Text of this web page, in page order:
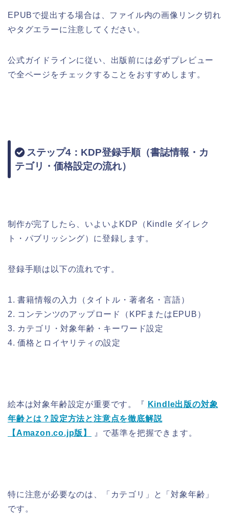
EPUBで提出する場合は、ファイル内の画像リンク切れ
やタグエラーに注意してください。
公式ガイドラインに従い、出版前には必ずプレビュー
で全ページをチェックすることをおすすめします。
ステップ4：KDP登録手順（書誌情報・カ
テゴリ・価格設定の流れ）
制作が完了したら、いよいよKDP（Kindle ダイレク
ト・パブリッシング）に登録します。
登録手順は以下の流れです。
1. 書籍情報の入力（タイトル・著者名・言語）
2. コンテンツのアップロード（KPFまたはEPUB）
3. カテゴリ・対象年齢・キーワード設定
4. 価格とロイヤリティの設定
絵本は対象年齢設定が重要です。『 Kindle出版の対象
年齢とは？設定方法と注意点を徹底解説
【Amazon.co.jp版】
』で基準を把握できます。
特に注意が必要なのは、「カテゴリ」と「対象年齢」
です。